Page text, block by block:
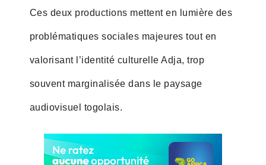
Ces deux productions mettent en lumière des
problématiques sociales majeures tout en
valorisant l’identité culturelle Adja, trop
souvent marginalisée dans le paysage
audiovisuel togolais.